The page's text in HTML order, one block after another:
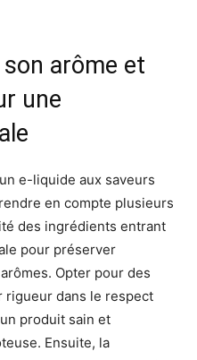
arôme et
une
e-liquide aux saveurs
en compte plusieurs
des ingrédients entrant
pour préserver
Opter pour des
rigueur dans le respect
produit sain et
Ensuite, la